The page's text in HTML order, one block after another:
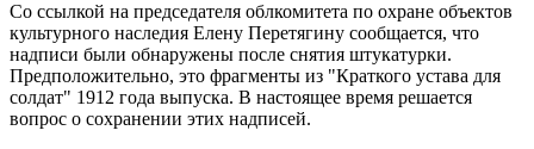
Со ссылкой на председателя облкомитета по охране объектов
культурного наследия Елену Перетягину сообщается, что
надписи были обнаружены после снятия штукатурки.
Предположительно, это фрагменты из "Краткого устава для
солдат" 1912 года выпуска. В настоящее время решается
вопрос о сохранении этих надписей.